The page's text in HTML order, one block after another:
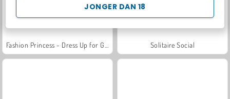
JONGER DAN 18
Solitaire Social